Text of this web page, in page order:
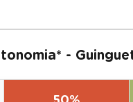
-